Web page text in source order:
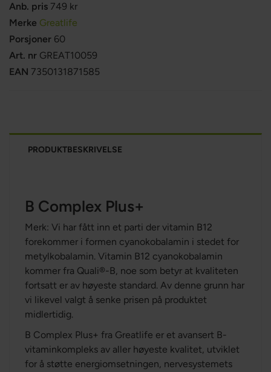
Anb. pris 749 kr
Merke Greatlife
Porsjoner 60
Art. nr GREAT10059
EAN 7350131871585
PRODUKTBESKRIVELSE
B Complex Plus+
Merk: Vi har fått inn et parti der vitamin B12
forekommer i formen cyanokobalamin i stedet for
metylkobalamin. Vitamin B12 cyanokobalamin
kommer fra Quali®-B, noe som betyr at kvaliteten
fortsatt er av høyeste standard. Av denne grunn har
vi likevel valgt å senke prisen på produktet
midlertidig.
B Complex Plus+ fra Greatlife er et avansert B-
vitaminkompleks av aller høyeste kvalitet, utviklet
for å støtte energiomsetningen, nervesystemets